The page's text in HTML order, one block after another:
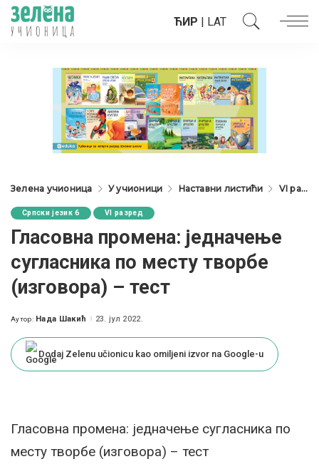
ЋИР | LAT
Зелена учионица У учионици Наставни листићи VI разред
Српски језик 6 VI разред
Гласовна промена: једначење
сугласника по месту творбе
(изговора) – тест
Posted
Аутор: Нада Шакић 23. јул 2022.
Dodaj Zelenu učionicu kao omiljeni izvor na Google-u
Гласовна промена: једначење сугласника по
месту творбе (изговора) – тест